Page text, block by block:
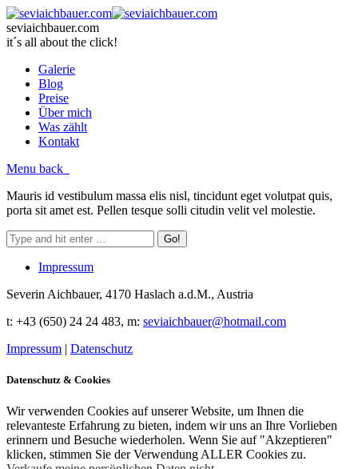
seviaichbauer.com
it´s all about the click!
Galerie
Blog
Preise
Über mich
Was zählt
Kontakt
Menu back
Mauris id vestibulum massa elis nisl, tincidunt eget volutpat quis,
porta sit amet est. Pellen tesque solli citudin velit vel molestie.
Impressum
Severin Aichbauer, 4170 Haslach a.d.M., Austria
t: +43 (650) 24 24 483, m: seviaichbauer@hotmail.com
Impressum | Datenschutz
Datenschutz & Cookies
Wir verwenden Cookies auf unserer Website, um Ihnen die
relevanteste Erfahrung zu bieten, indem wir uns an Ihre Vorlieben
erinnern und Besuche wiederholen. Wenn Sie auf "Akzeptieren"
klicken, stimmen Sie der Verwendung ALLER Cookies zu.